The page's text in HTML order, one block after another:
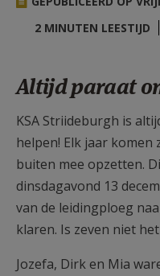
STARTPAGINA
MIJN
2 MINUTEN LEESTIJD
Altijd paraat
KSA Striideburgh is
helpen! Elk jaar
buiten mee opzetten.
dinsdagavond 13
van de leidingploeg
klaren. Is zeven niet
Jozefa, Dirk en Mia